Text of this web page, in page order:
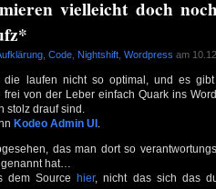
vielleicht doch
Code Nightshift Wordpress am
die laufen nicht so optimal, und es
frei von der Leber einfach Quark ins
stolz drauf sind.
Kodeo Admin UI .
das man dort so
genannt hat…
dem Source hier, nicht das sich das